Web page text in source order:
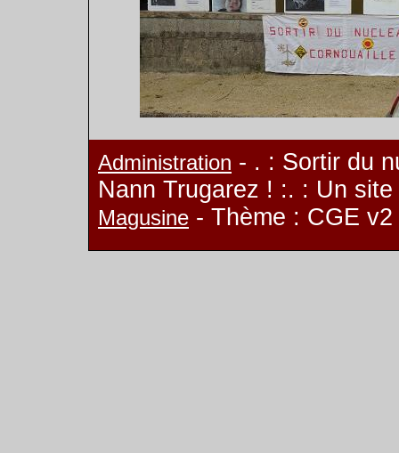
Administration - . : Sortir du
Nann Trugarez ! :. : Un
Magusine - Thème : CGE v2